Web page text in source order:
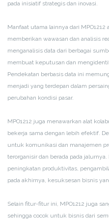
pada inisiatif strategis dan inovasi.
Manfaat utama lainnya dari
memberikan wawasan dan analisis
menganalisis data dari berbagai
membuat keputusan dan
Pendekatan berbasis data ini
menjadi yang terdepan dalam
perubahan kondisi pasar.
MPO1212 juga menawarkan alat
bekerja sama dengan lebih efektif.
untuk komunikasi dan manajemen
terorganisir dan berada pada
peningkatan produktivitas,
pada akhirnya, kesuksesan bisnis
Selain fitur-fitur ini, MPO1212 juga
sehingga cocok untuk bisnis dari